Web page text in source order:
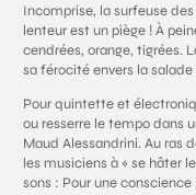
Incomprise, la surfeuse
lenteur est un piège ! À
cendrées, orange, tigrées.
sa férocité envers la
Pour quintette et
ou resserre le tempo dans
Maud Alessandrini. Au ras
les musiciens à « se hâter
sons : Pour une